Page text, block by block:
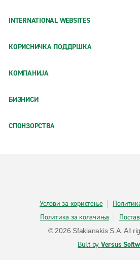
INTERNATIONAL WEBSITES
КОРИСНИЧКА ПОДДРШКА
КОМПАНИЈА
БИЗНИСИ
СПОНЗОРСТВА
Услови за користење
Политика за колачиња
© 2026 Sfakianakis S.A. All
Built by Versus